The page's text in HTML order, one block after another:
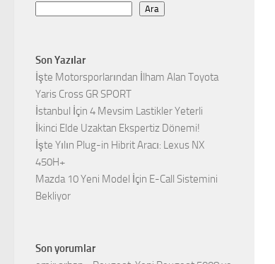
Ara
Son Yazılar
İşte Motorsporlarından İlham Alan Toyota
Yaris Cross GR SPORT
İstanbul İçin 4 Mevsim Lastikler Yeterli
İkinci Elde Uzaktan Ekspertiz Dönemi!
İşte Yılın Plug-in Hibrit Aracı: Lexus NX
450H+
Mazda 10 Yeni Model İçin E-Call Sistemini
Bekliyor
Son yorumlar